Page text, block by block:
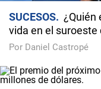
SUCESOS
¿Quién
vida en el suroeste
Por Daniel Castropé